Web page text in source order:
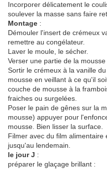
Incorporer délicatement le
soulever la masse sans faire
Montage :
Démouler l'insert de crémeux
remettre au congélateur.
Laver le moule, le sécher.
Verser une partie de la
Sortir le crémeux à la vanille
mousse en veillant à ce qu'il
couche de mousse à la
fraiches ou surgelées.
Poser le pain de gênes sur la
mousse) appuyer pour
mousse. Bien lisser la surface.
Filmer avec du film
jusqu'au lendemain.
le jour J :
préparer le glaçage brillant :